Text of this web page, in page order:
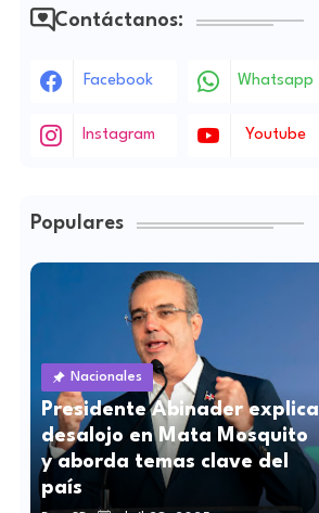
Contáctanos:
Facebook Whatsapp
Instagram Youtube
Populares
Nacionales
Presidente Abinader explica
desalojo en Mata Mosquito
y aborda temas clave del
país